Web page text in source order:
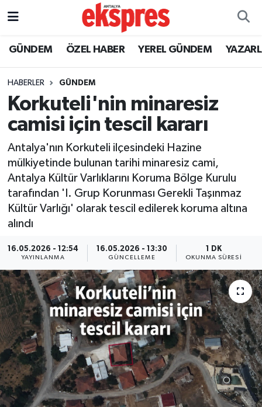
GÜNDEM ÖZEL HABER YEREL GÜNDEM
HABERLER GÜNDEM
Korkuteli'nin minaresiz
camisi için tescil kararı
Antalya'nın Korkuteli ilçesindeki Hazine
mülkiyetinde bulunan tarihi minaresiz cami,
Antalya Kültür Varlıklarını Koruma Bölge Kurulu
tarafından 'I. Grup Korunması Gerekli Taşınmaz
Kültür Varlığı' olarak tescil edilerek koruma altına
alındı
16.05.2026 - 12:54
YAYINLANMA
16.05.2026 - 13:30
GÜNCELLEME
1 DK
OKUNMA SÜRESI
ÖZEL HABER
YEREL GÜNDEM
EKONOMİ
KÜLTÜR - SANAT
SPOR
SİYASET
SAĞLIK
DÜNYA
EĞİTİM
TURİZM
RÖPORTAJ
VİDEO HABERLER
Nöbetçi Eczaneler
Trafik Durumu
Süper Lig Puan Durumu ve Fikstür
Tüm Manşetler
Son Dakika Haberleri
Haber Arşivi